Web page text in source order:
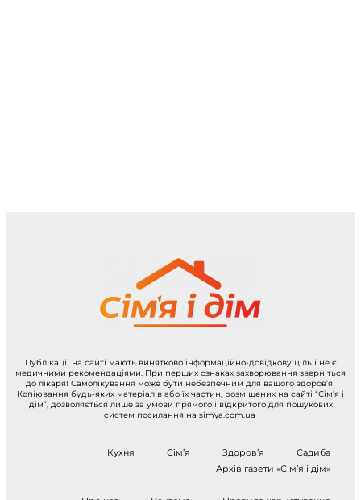
Публікації на сайті мають винятково інформаційно-довідкову ціль і не є
медичними рекомендаціями. При перших ознаках захворювання зверніться
до лікаря! Самолікування може бути небезпечним для вашого здоров’я!
Копіювання будь-яких матеріалів або їх частин, розміщених на сайті “Сім’я і
дім”, дозволяється лише за умови прямого і відкритого для пошукових
систем посилання на simya.com.ua
Кухня Сім’я Здоров’я
Садиба
Архів газети «Сім’я і дім»